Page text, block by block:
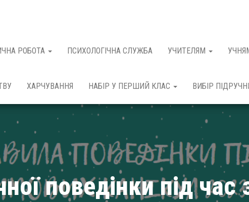
РОБОТА ПСИХОЛОГІЧНА СЛУЖБА УЧИТЕЛЯМ
ХАРЧУВАННЯ НАБІР У ПЕРШИЙ КЛАС ВИБІР
поведінки під час